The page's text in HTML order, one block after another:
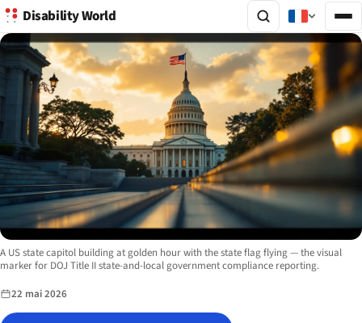
Disability World
Image description:
A US state capitol building at golden hour with the state flag flying — the visual
marker for DOJ Title II state-and-local government compliance reporting.
22 mai 2026